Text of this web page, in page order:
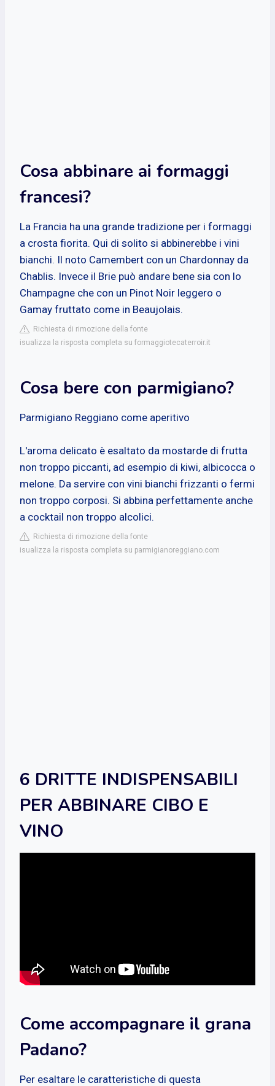
Cosa abbinare ai formaggi
francesi?
La Francia ha una grande tradizione per i formaggi
a crosta fiorita. Qui di solito si abbinerebbe i vini
bianchi. Il noto Camembert con un Chardonnay da
Chablis. Invece il Brie può andare bene sia con lo
Champagne che con un Pinot Noir leggero o
Gamay fruttato come in Beaujolais.
Richiesta di rimozione della fonte
isualizza la risposta completa su formaggiotecaterroir.it
Cosa bere con parmigiano?
Parmigiano Reggiano come aperitivo
L'aroma delicato è esaltato da mostarde di frutta
non troppo piccanti, ad esempio di kiwi, albicocca o
melone. Da servire con vini bianchi frizzanti o fermi
non troppo corposi. Si abbina perfettamente anche
a cocktail non troppo alcolici.
Richiesta di rimozione della fonte
isualizza la risposta completa su parmigianoreggiano.com
6 DRITTE INDISPENSABILI
PER ABBINARE CIBO E
VINO
Come accompagnare il grana
Padano?
Per esaltare le caratteristiche di questa